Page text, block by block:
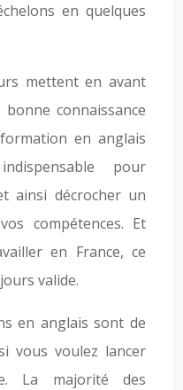
en quelques
mettent en avant
connaissance
en anglais
pour
ainsi décrocher un
compétences. Et
en France, ce
valide.
en anglais sont de
vous voulez lancer
La majorité des